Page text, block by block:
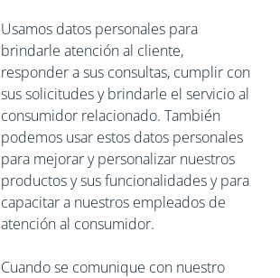
Usamos datos personales para
brindarle atención al cliente,
responder a sus consultas, cumplir con
sus solicitudes y brindarle el servicio al
consumidor relacionado. También
podemos usar estos datos personales
para mejorar y personalizar nuestros
productos y sus funcionalidades y para
capacitar a nuestros empleados de
atención al consumidor.
Cuando se comunique con nuestro